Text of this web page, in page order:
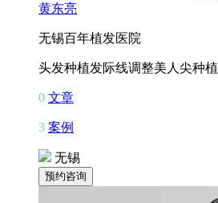
黄东亮
无锡百年植发医院
头发种植发际线调整美人尖种植
0 文章
3 案例
无锡